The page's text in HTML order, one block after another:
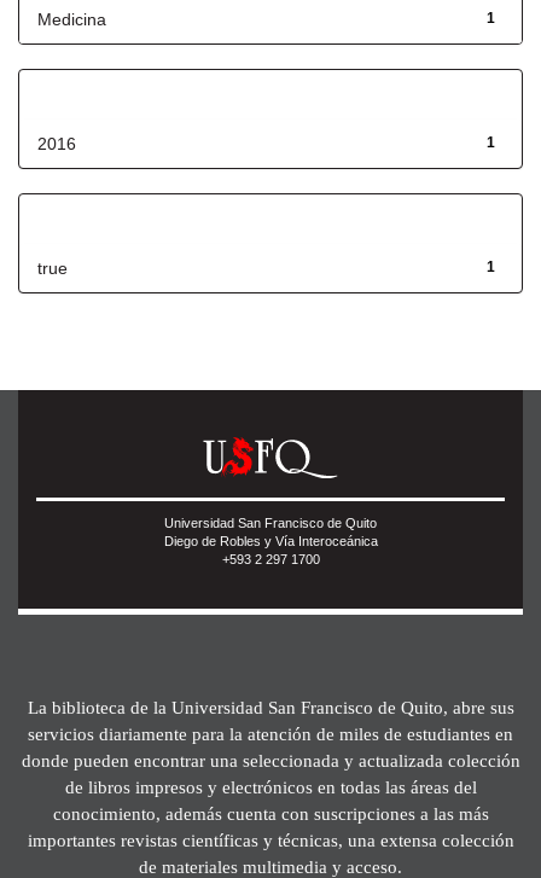
1
Medicina
1
2016
1
true
Universidad San Francisco de Quito
Diego de Robles y Vía Interoceánica
+593 2 297 1700
La biblioteca de la Universidad San Francisco de Quito, abre sus
servicios diariamente para la atención de miles de estudiantes en
donde pueden encontrar una seleccionada y actualizada colección
de libros impresos y electrónicos en todas las áreas del
conocimiento, además cuenta con suscripciones a las más
importantes revistas científicas y técnicas, una extensa colección
de materiales multimedia y acceso.